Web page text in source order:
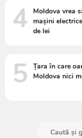
4
Moldova vrea
mașini
de lei
5
Țara în care
Moldova nici